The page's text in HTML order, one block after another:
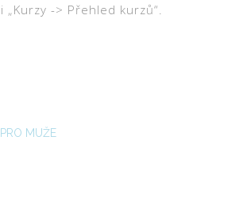
-> Přehled kurzů“.
PRO MUŽE